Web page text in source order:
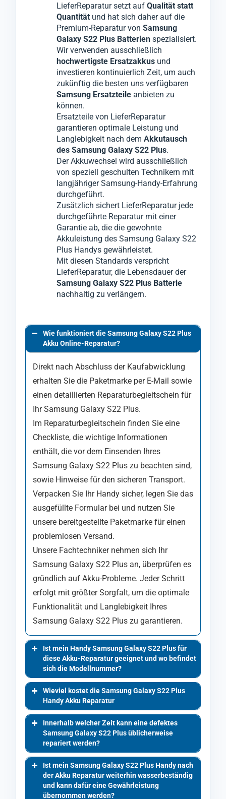
Techniker die defekten Teile austauschen,
keine Schäden am Samsung Galaxy S22
Plus entstehen.
Es handelt sich hierbei um einen
Akkutausch. Dabei wird die defekte Batterie
Geräts Samsung Galaxy S22 Plus
entfernt und durch einen hochwertigen
Premiumakku ersetzt.
gründlich überprüft.
Erst wenn alle Tests bestanden sind, wird Ihr
Gerät Samsung Galaxy S22 Plus
für den
Versand freigegeben.
Dieser Prozess minimiert ärgerliche
Reklamationen, die sonst zu weiteren
Ausfallzeiten führen könnten.
LieferReparatur setzt auf Qualität statt
Quantität und hat sich daher auf die
Premium-Reparatur von Samsung
Galaxy S22 Plus Batterien spezialisiert.
Wir verwenden ausschließlich
hochwertigste Ersatzakkus und
investieren kontinuierlich Zeit, um auch
zukünftig die besten uns verfügbaren
Samsung Ersatzteile anbieten zu
können.
Ersatzteile von LieferReparatur
garantieren optimale Leistung und
Langlebigkeit nach dem Akkutausch
des Samsung Galaxy S22 Plus.
Der Akkuwechsel wird ausschließlich
von speziell geschulten Technikern mit
langjähriger Samsung-Handy-Erfahrung
durchgeführt.
Zusätzlich sichert LieferReparatur jede
durchgeführte Reparatur mit einer
Garantie ab, die die gewohnte
Akkuleistung des Samsung Galaxy S22
Plus Handys gewährleistet.
Mit diesen Standards verspricht
LieferReparatur, die Lebensdauer der
Samsung Galaxy S22 Plus Batterie
nachhaltig zu verlängern.
Wie funktioniert die Samsung Galaxy S22 Plus
Akku Online-Reparatur?
Direkt nach Abschluss der Kaufabwicklung
erhalten Sie die Paketmarke per E-Mail sowie
einen detaillierten Reparaturbegleitschein für
Ihr Samsung Galaxy S22 Plus.
Im Reparaturbegleitschein finden Sie eine
Checkliste, die wichtige Informationen
enthält, die vor dem Einsenden Ihres
Samsung Galaxy S22 Plus zu beachten sind,
sowie Hinweise für den sicheren Transport.
Verpacken Sie Ihr Handy sicher, legen Sie das
ausgefüllte Formular bei und nutzen Sie
unsere bereitgestellte Paketmarke für einen
problemlosen Versand.
Unsere Fachtechniker nehmen sich Ihr
Samsung Galaxy S22 Plus an, überprüfen es
gründlich auf Akku-Probleme. Jeder Schritt
erfolgt mit größter Sorgfalt, um die optimale
Funktionalität und Langlebigkeit Ihres
Samsung Galaxy S22 Plus zu garantieren.
Ist mein Handy Samsung Galaxy S22 Plus für
diese Akku-Reparatur geeignet und wo befindet
sich die Modellnummer?
Wieviel kostet die Samsung Galaxy S22 Plus
Handy Akku Reparatur
Innerhalb welcher Zeit kann eine defektes
Samsung Galaxy S22 Plus üblicherweise
repariert werden?
Ist mein Samsung Galaxy S22 Plus Handy nach
der Akku Reparatur weiterhin wasserbeständig
und kann dafür eine Gewährleistung
übernommen werden?